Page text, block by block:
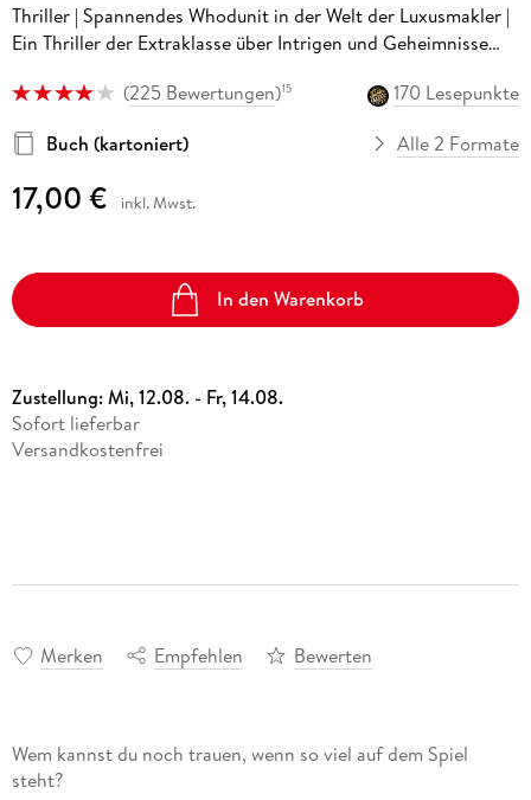
Thriller | Spannendes Whodunit in der Welt der Luxusmakler |
Ein Thriller der Extraklasse über Intrigen und Geheimnisse
(225 Bewertungen)15
170 Lesepunkte
Buch (kartoniert)
Alle 2 Formate
17,00 € inkl. Mwst.
In den Warenkorb
Zustellung:Mi, 12.08. - Fr, 14.08.
Sofort lieferbar
Versandkostenfrei
Merken Empfehlen Bewerten
Wem kannst du noch trauen, wenn so viel auf dem Spiel
steht?